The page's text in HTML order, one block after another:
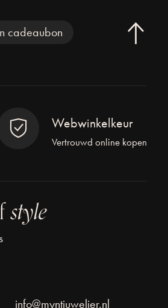
cadeaubon
Webwinkelkeur
Vertrouwd online kopen
style
info@myntjuwelier.nl